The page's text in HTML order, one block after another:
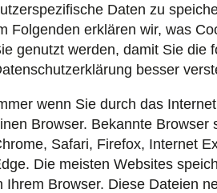
Daten zu
Folgenden erklären wir, was
genutzt werden, damit Sie die
besser
wenn Sie durch das
Browser. Bekannte Browser
Safari, Firefox, Internet
Die meisten Websites
Ihrem Browser. Diese Dateien